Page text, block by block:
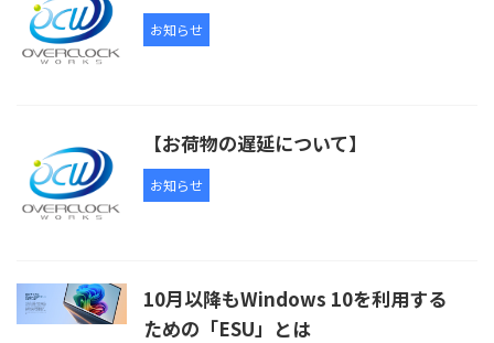
お知らせ
【お荷物の遅延について】
お知らせ
10月以降もWindows 10を利用する
ための「ESU」とは